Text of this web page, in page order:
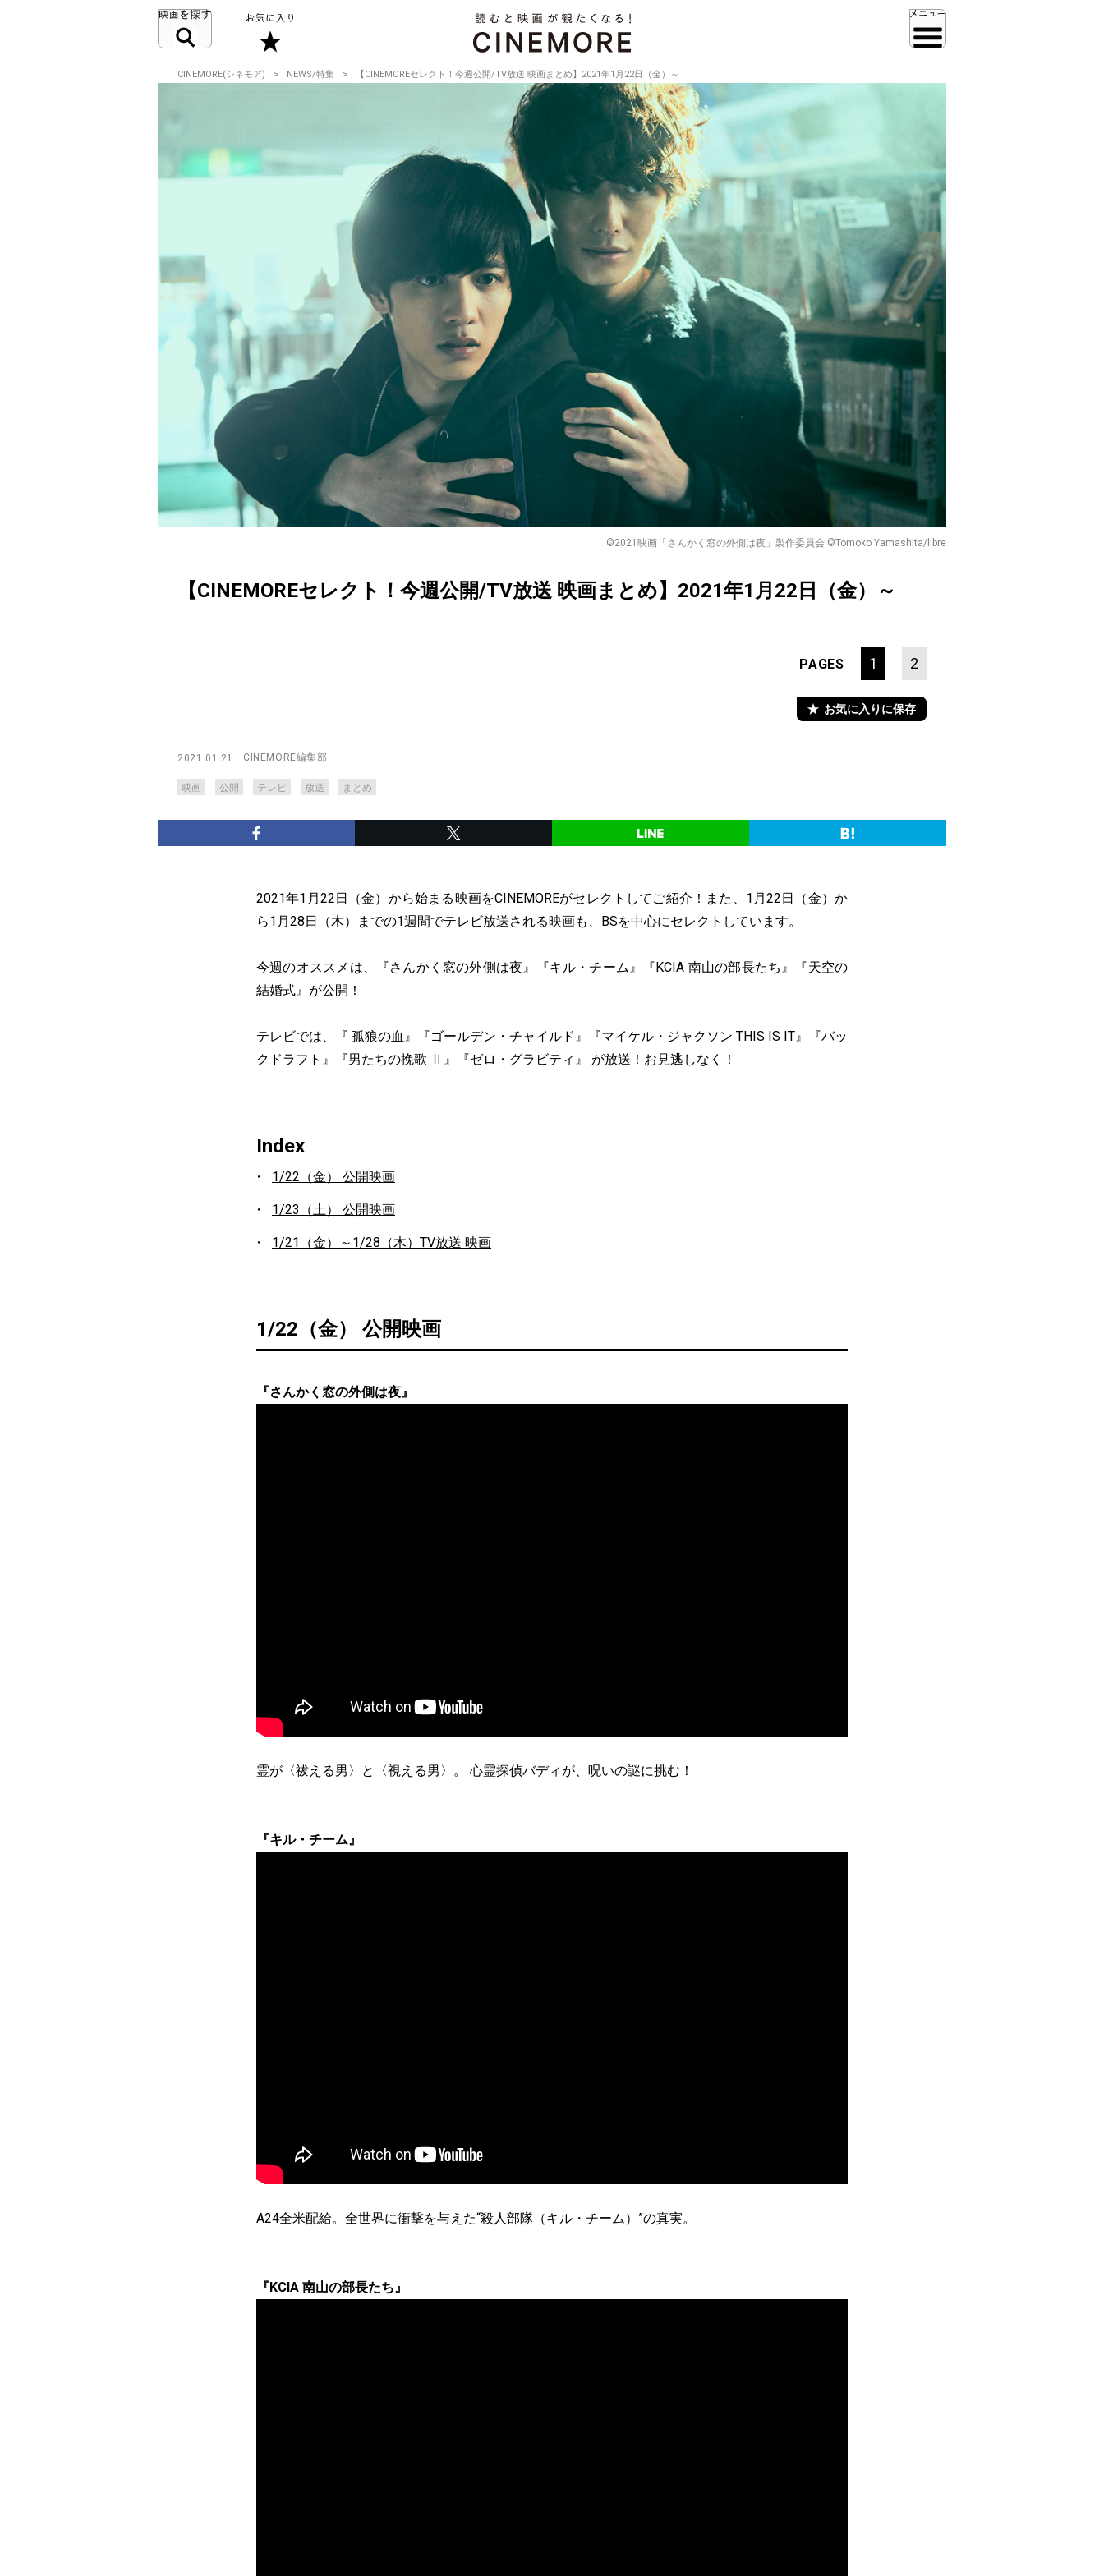
CINEMORE(シネモア) NEWS/特集 【CINEMOREセレクト！今週公開/TV放送 映画まとめ】2021年1月22日（金）～
©2021映画「さんかく窓の外側は夜」製作委員会 ©Tomoko Yamashita/libre
【CINEMOREセレクト！今週公開/TV放送 映画まとめ】2021年1月22日（金）～
PAGES 1 2
お気に入りに保存
2021.01.21 CINEMORE編集部
映画 公開 テレビ 放送 まとめ
2021年1月22日（金）から始まる映画をCINEMOREがセレクトしてご紹介！また、1月22日（金）か
ら1月28日（木）までの1週間でテレビ放送される映画も、BSを中心にセレクトしています。
今週のオススメは、『さんかく窓の外側は夜』『キル・チーム』『KCIA 南山の部長たち』『天空の
結婚式』が公開！
テレビでは、『 孤狼の血』『ゴールデン・チャイルド』『マイケル・ジャクソン THIS IS IT』『バッ
クドラフト』『男たちの挽歌 Ⅱ』『ゼロ・グラビティ』 が放送！お見逃しなく！
Index
1/22（金） 公開映画
1/23（土） 公開映画
1/21（金）～1/28（木）TV放送 映画
1/22（金） 公開映画
『さんかく窓の外側は夜』
霊が〈祓える男〉と〈視える男〉。 心霊探偵バディが、呪いの謎に挑む！
『キル・チーム』
A24全米配給。全世界に衝撃を与えた“殺人部隊（キル・チーム）”の真実。
『KCIA 南山の部長たち』